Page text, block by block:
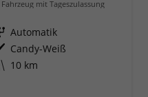
Fahrzeug mit Tageszulassung
Getriebe Automatik
Außenfarbe Candy-Weiß
Kilometerstand 10 km